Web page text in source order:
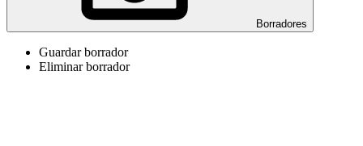
Borradores
Guardar borrador
Eliminar borrador